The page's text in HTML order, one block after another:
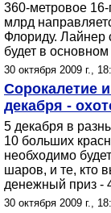
360-метровое
млрд
Флориду. Лайнер
будет в
30 октября 2009 г.,
Сорокалетие
декабря -
5 декабря в
10 больших
необходимо
шаров, и те, кто
денежный приз -
30 октября 2009 г.,